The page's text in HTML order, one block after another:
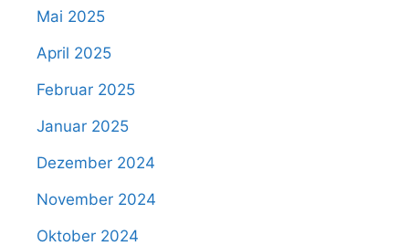
Mai 2025
April 2025
Februar 2025
Januar 2025
Dezember 2024
November 2024
Oktober 2024